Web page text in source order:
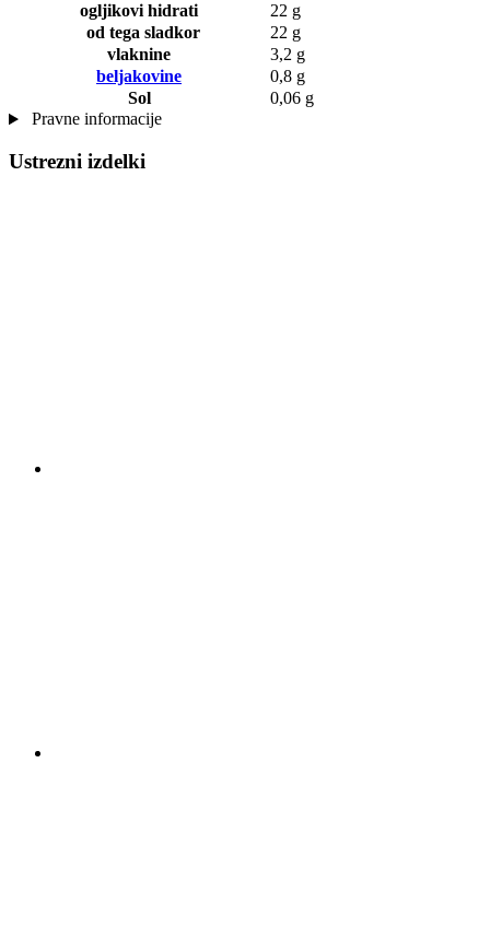
ogljikovi hidrati
22 g
od tega sladkor
22 g
vlaknine
3,2 g
beljakovine
0,8 g
Sol
0,06 g
Pravne informacije
Ustrezni izdelki